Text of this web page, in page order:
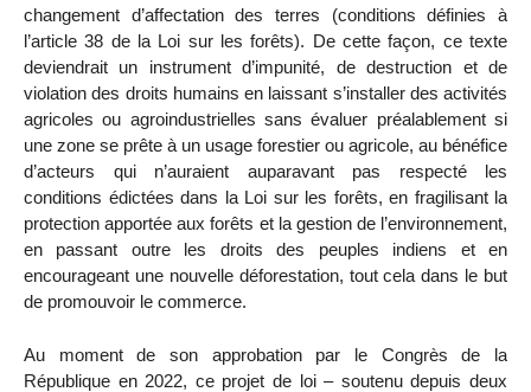
changement d’affectation des terres (conditions définies à
l’article 38 de la Loi sur les forêts). De cette façon, ce texte
deviendrait un instrument d’impunité, de destruction et de
violation des droits humains en laissant s’installer des activités
agricoles ou agroindustrielles sans évaluer préalablement si
une zone se prête à un usage forestier ou agricole, au bénéfice
d’acteurs qui n’auraient auparavant pas respecté les
conditions édictées dans la Loi sur les forêts, en fragilisant la
protection apportée aux forêts et la gestion de l’environnement,
en passant outre les droits des peuples indiens et en
encourageant une nouvelle déforestation, tout cela dans le but
de promouvoir le commerce.
Au moment de son approbation par le Congrès de la
République en 2022, ce projet de loi – soutenu depuis deux